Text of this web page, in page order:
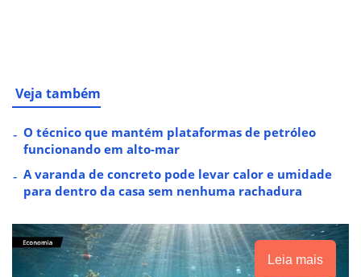
Veja também
O técnico que mantém plataformas de petróleo
funcionando em alto-mar
A varanda de concreto pode levar calor e umidade
para dentro da casa sem nenhuma rachadura
Leia mais